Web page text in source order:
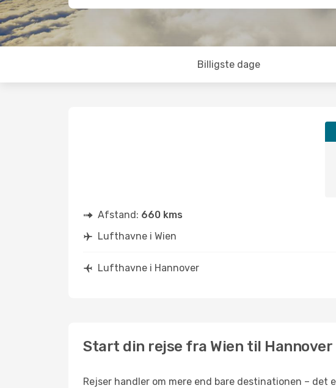
Billigste dage
Afstand: 660 kms
Lufthavne i Wien
Lufthavne i Hannover
Start din rejse fra Wien til Hannover
Rejser handler om mere end bare destinationen –